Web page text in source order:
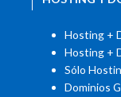
Hosting +
Hosting +
Sólo
Dominios